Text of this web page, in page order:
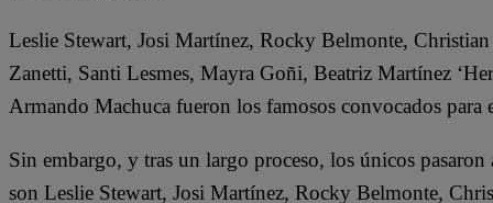
Leslie Stewart, Josi Martínez, Rocky Belmonte,
Zanetti, Santi Lesmes, Mayra Goñi, Beatriz Martínez
Armando Machuca fueron los famosos convocados para
Sin embargo, y tras un largo proceso, los únicos
son Leslie Stewart, Josi Martínez, Rocky Belmonte,